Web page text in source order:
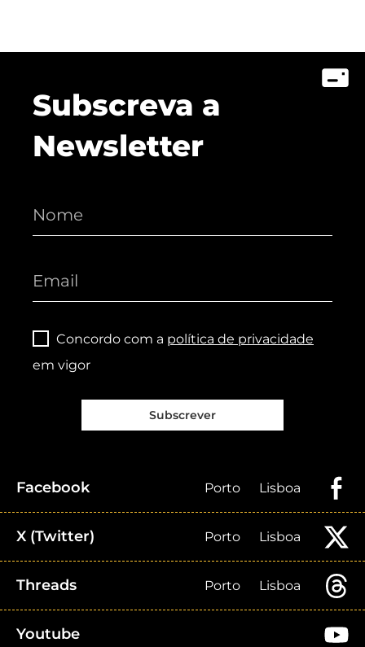
Subscreva a
Newsletter
Concordo com a política de privacidade
em vigor
Subscrever
Facebook Porto Lisboa
X (Twitter) Porto Lisboa
Threads Porto Lisboa
Youtube